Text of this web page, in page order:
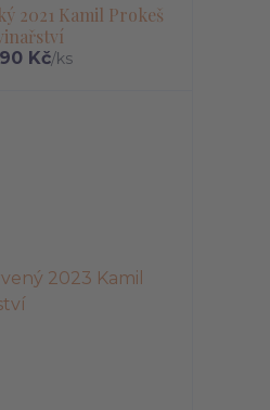
2021 Kamil Prokeš
Kč/ks